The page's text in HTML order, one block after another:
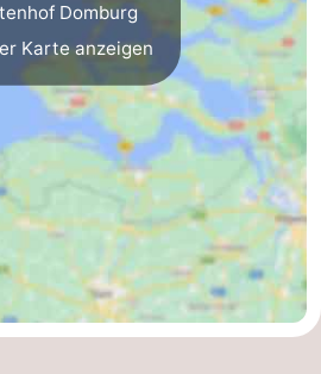
Domburg
Karte anzeigen